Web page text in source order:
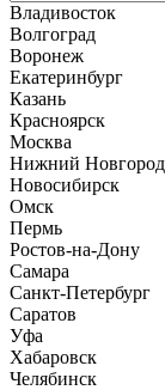
Владивосток
Волгоград
Воронеж
Екатеринбург
Казань
Красноярск
Москва
Нижний Новгород
Новосибирск
Омск
Пермь
Ростов-на-Дону
Самара
Санкт-Петербург
Саратов
Уфа
Хабаровск
Челябинск